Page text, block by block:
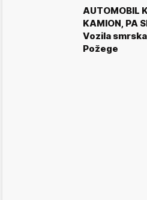
AUTOMOBIL
KAMION, PA
Vozila
Požege